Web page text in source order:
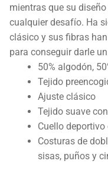
mientras que su
cualquier desafío. Ha
clásico y sus fibras
para conseguir darle
50% algodón,
Tejido
Ajuste clásico
Tejido suave
Cuello
Costuras de
sisas, puños y